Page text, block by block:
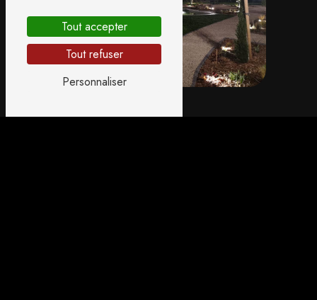
Tout accepter
Tout refuser
Personnaliser